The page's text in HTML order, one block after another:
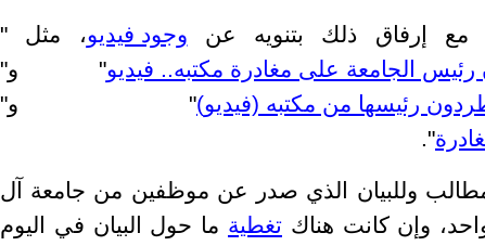
مع إرفاق ذلك بتنويه عن وجود فيديو، مثل "
الجامعة على مغادرة مكتبه.. فيديو" و"
رئيسها من مكتبه (فيديو)" و"
".
وللبيان الذي صدر عن موظفين من جامعة آل
وإن كانت هناك تغطية ما حول البيان في اليوم